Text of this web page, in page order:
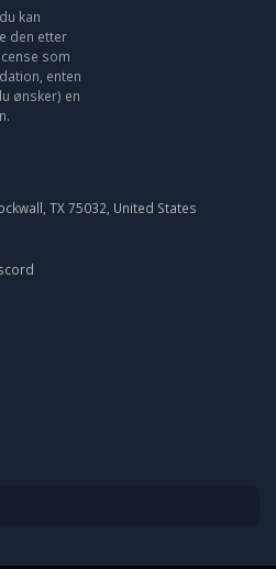
kan
den etter
som
enten
ønsker) en
TX 75032, United States